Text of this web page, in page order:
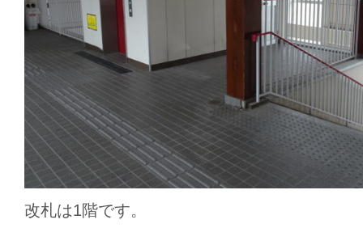
改札は1階です。